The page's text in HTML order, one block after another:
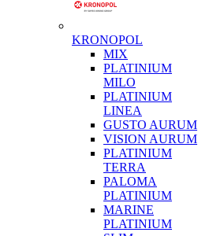
KRONOPOL
MIX
PLATINIUM
MILO
PLATINIUM
LINEA
GUSTO AURUM
VISION AURUM
PLATINIUM
TERRA
PALOMA
PLATINIUM
MARINE
PLATINIUM